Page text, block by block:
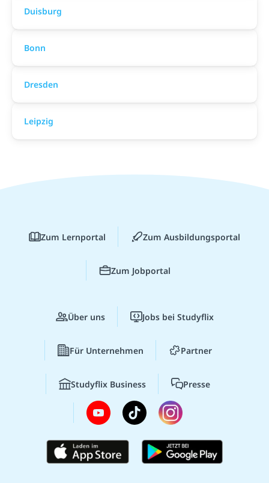
Duisburg
Bonn
Dresden
Leipzig
Zum Lernportal Zum Ausbildungsportal
Zum Jobportal
Über uns Jobs bei Studyflix
Für Unternehmen Partner
Studyflix Business Presse